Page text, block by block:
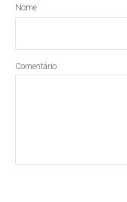
Nome
Comentário